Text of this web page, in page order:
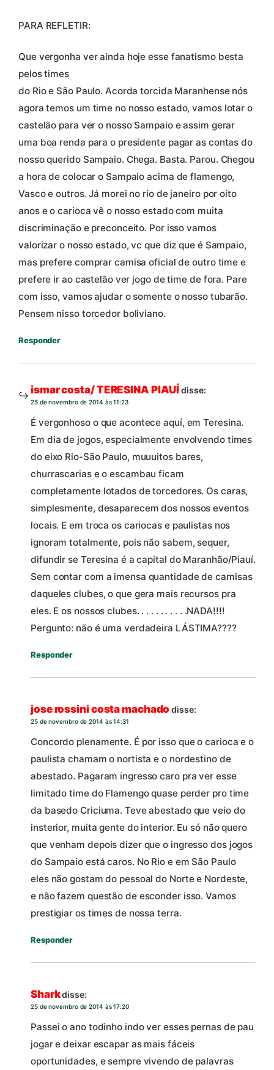
PARA REFLETIR:
Que vergonha ver ainda hoje esse fanatismo besta
pelos times
do Rio e São Paulo. Acorda torcida Maranhense nós
agora temos um time no nosso estado, vamos lotar o
castelão para ver o nosso Sampaio e assim gerar
uma boa renda para o presidente pagar as contas do
nosso querido Sampaio. Chega. Basta. Parou. Chegou
a hora de colocar o Sampaio acima de flamengo,
Vasco e outros. Já morei no rio de janeiro por oito
anos e o carioca vê o nosso estado com muita
discriminação e preconceito. Por isso vamos
valorizar o nosso estado, vc que diz que é Sampaio,
mas prefere comprar camisa oficial de outro time e
prefere ir ao castelão ver jogo de time de fora. Pare
com isso, vamos ajudar o somente o nosso tubarão.
Pensem nisso torcedor boliviano.
Responder
ismar costa/ TERESINA PIAUÍdisse:
25 de novembro de 2014 às 11:23
É vergonhoso o que acontece aquí, em Teresina.
Em dia de jogos, especialmente envolvendo times
do eixo Rio-São Paulo, muuuitos bares,
churrascarias e o escambau ficam
completamente lotados de torcedores. Os caras,
simplesmente, desaparecem dos nossos eventos
locais. E em troca os cariocas e paulistas nos
ignoram totalmente, pois não sabem, sequer,
difundir se Teresina é a capital do Maranhão/Piauí.
Sem contar com a imensa quantidade de camisas
daqueles clubes, o que gera mais recursos pra
eles. E os nossos clubes. . . . . . . . . . .NADA!!!!
Pergunto: não é uma verdadeira LÁSTIMA????
Responder
jose rossini costa machado disse:
25 de novembro de 2014 às 14:31
Concordo plenamente. É por isso que o carioca e o
paulista chamam o nortista e o nordestino de
abestado. Pagaram ingresso caro pra ver esse
limitado time do Flamengo quase perder pro time
da basedo Criciuma. Teve abestado que veio do
insterior, muita gente do interior. Eu só não quero
que venham depois dizer que o ingresso dos jogos
do Sampaio está caros. No Rio e em São Paulo
eles não gostam do pessoal do Norte e Nordeste,
e não fazem questão de esconder isso. Vamos
prestigiar os times de nossa terra.
Responder
Sharkdisse:
25 de novembro de 2014 às 17:20
Passei o ano todinho indo ver esses pernas de pau
jogar e deixar escapar as mais fáceis
oportunidades, e sempre vivendo de palavras